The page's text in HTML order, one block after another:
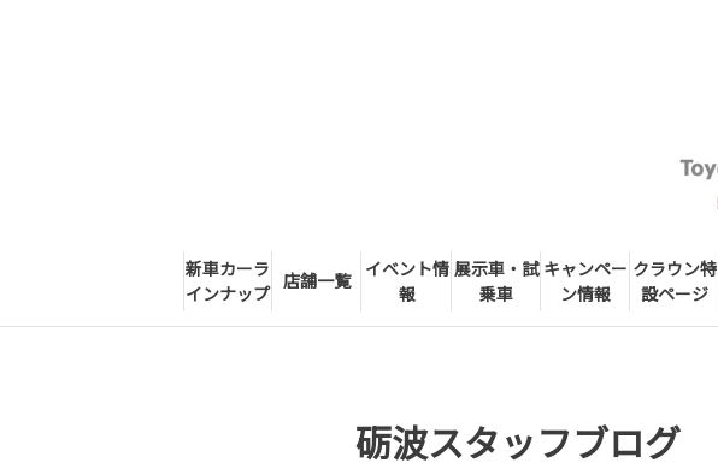
新車カーラ
インナップ
店舗一覧
イベント情
報
展示車・試
乗車
キャンペー
ン情報
クラウン特
設ページ
砺波スタッフブログ